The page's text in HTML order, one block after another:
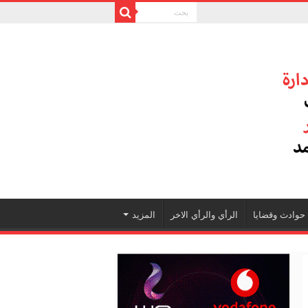
حوادث وقضايا الرأي والرأي الاخر المزيد